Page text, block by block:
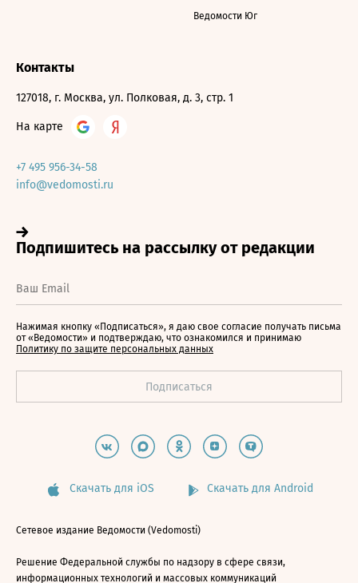
Ведомости Юг
Контакты
127018, г. Москва, ул. Полковая, д. 3, стр. 1
На карте
+7 495 956-34-58
info@vedomosti.ru
Нажимая кнопку «Подписаться», я даю свое согласие получать письма
от «Ведомости» и подтверждаю, что ознакомился и принимаю
Политику по защите персональных данных
Скачать для iOS Скачать для Android
Сетевое издание Ведомости (Vedomosti)
Решение Федеральной службы по надзору в сфере связи,
информационных технологий и массовых коммуникаций